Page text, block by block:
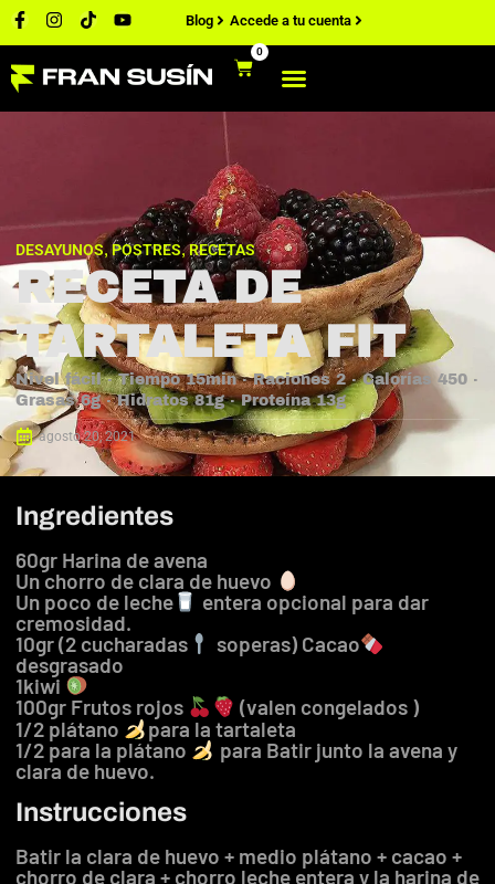
Blog Accede a tu cuenta
0
DESAYUNOS, POSTRES,RECETAS
RECETA DE
TARTALETA FIT
Nivel fácil · Tiempo 15min · Raciones 2 · Calorías 450 ·
Grasas 6g · Hidratos 81g · Proteína 13g
agosto 20, 2021
Ingredientes
60gr Harina de avena
Un chorro de clara de huevo
Un poco de leche
entera opcional para dar
cremosidad.
10gr (2 cucharadas
soperas) Cacao
desgrasado
1kiwi
100gr Frutos rojos
(valen congelados )
1/2 plátano
para la tartaleta
1/2 para la plátano
para Batir junto la avena y
clara de huevo.
Instrucciones
Batir la clara de huevo + medio plátano + cacao +
chorro de clara + chorro leche entera y la harina de